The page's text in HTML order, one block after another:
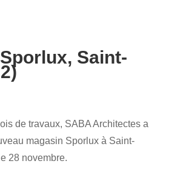
Saint-
de travaux, SABA Architectes a
magasin Sporlux à Saint-
28 novembre.